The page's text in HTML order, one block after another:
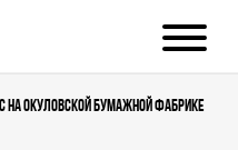
НА ОКУЛОВСКОЙ БУМАЖНОЙ ФАБРИКЕ